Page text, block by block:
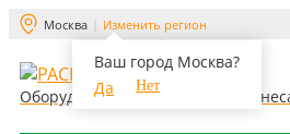
Москва Изменить регион
Ваш город Москва?
Да
Нет
Оборудование для склада и